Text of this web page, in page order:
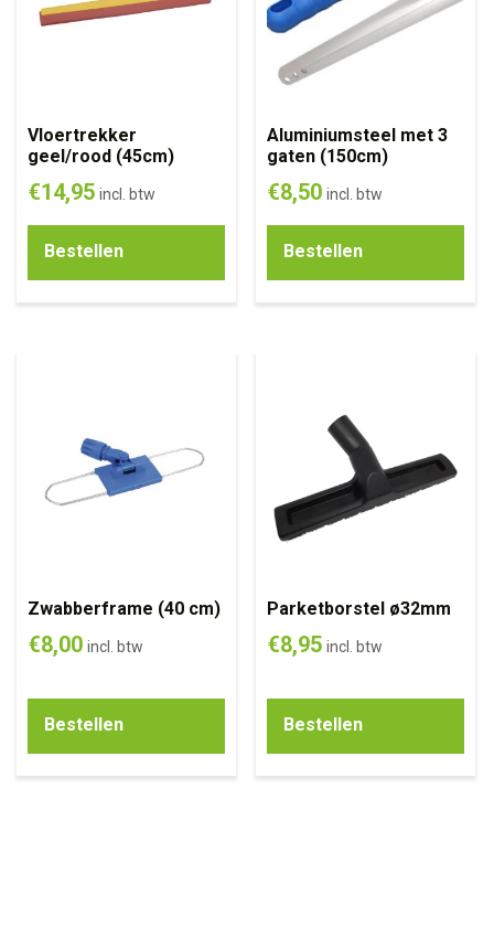
Vloertrekker
geel/rood (45cm)
€14,95 incl. btw
Bestellen
Aluminiumsteel met 3
gaten (150cm)
€8,50 incl. btw
Bestellen
Zwabberframe (40 cm)
€8,00 incl. btw
Bestellen
Parketborstel ø32mm
€8,95 incl. btw
Bestellen